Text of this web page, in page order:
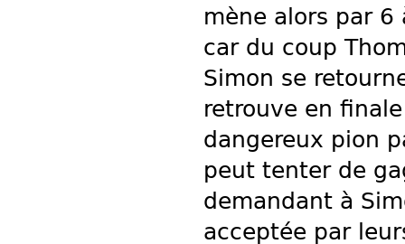
mène alors par 6
car du coup
Simon se
retrouve en
dangereux pion
peut tenter de
demandant à
acceptée par